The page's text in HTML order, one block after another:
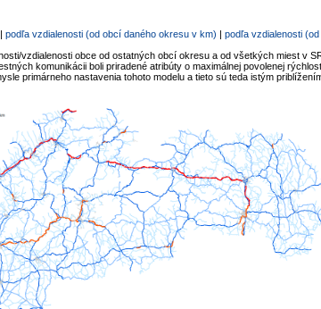
| podľa vzdialenosti (od obcí daného okresu v km) | podľa vzdialenosti
vzdialenosti obce od ostatných obcí okresu a od všetkých miest v
komunikácii boli priradené atribúty o maximálnej povolenej
primárneho nastavenia tohoto modelu a tieto sú teda istým